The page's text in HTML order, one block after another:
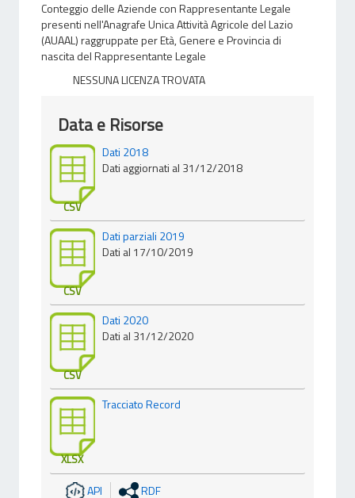
Conteggio delle Aziende con Rappresentante Legale
presenti nell'Anagrafe Unica Attività Agricole del Lazio
(AUAAL) raggruppate per Età, Genere e Provincia di
nascita del Rappresentante Legale
NESSUNA LICENZA TROVATA
Data e Risorse
CSV
Dati 2018
Dati aggiornati al 31/12/2018
CSV
Dati parziali 2019
Dati al 17/10/2019
CSV
Dati 2020
Dati al 31/12/2020
XLSX
Tracciato Record
API RDF